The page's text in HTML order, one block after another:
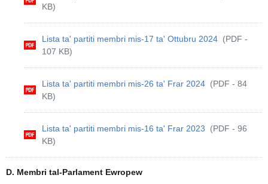
KB)
Lista ta' partiti membri mis-17 ta' Ottubru 2024 (PDF -
107 KB)
Lista ta' partiti membri mis-26 ta' Frar 2024 (PDF - 84
KB)
Lista ta' partiti membri mis-16 ta' Frar 2023
(PDF - 96
KB)
D. Membri tal-Parlament Ewropew